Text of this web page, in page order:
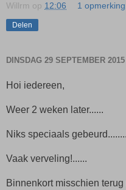
Willrm op 12:06 1
Delen
DINSDAG 29 SEPTEMBER 2015
Hoi iedereen,
Weer 2 weken later......
Niks speciaals
Vaak verveling!......
Binnenkort misschien terug